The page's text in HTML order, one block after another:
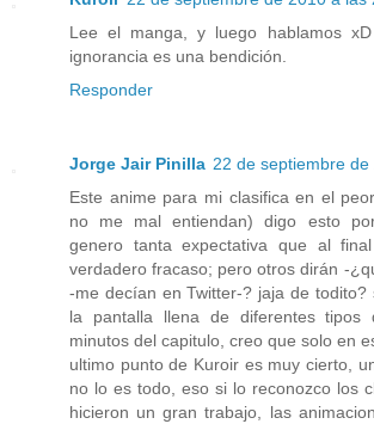
Lee el manga, y luego hablamos
ignorancia es una bendición.
Responder
Jorge Jair Pinilla 22 de septiembre
Este anime para mi clasifica en el
no me mal entiendan) digo esto
genero tanta expectativa que al
verdadero fracaso; pero otros dirán -
-me decían en Twitter-? jaja de
la pantalla llena de diferentes tipos
minutos del capitulo, creo que solo en
ultimo punto de Kuroir es muy cierto,
no lo es todo, eso si lo reconozco los
hicieron un gran trabajo, las